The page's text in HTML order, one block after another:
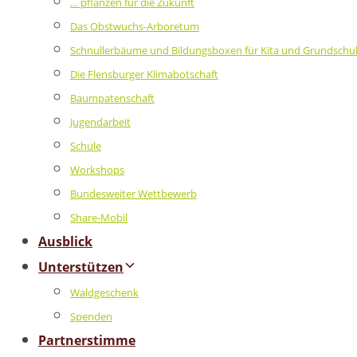
Das Obstwuchs-Arboretum
Schnullerbäume und Bildungsboxen für Kita und
Die Flensburger Klimabotschaft
Baumpatenschaft
Jugendarbeit
Schule
Workshops
Bundesweiter Wettbewerb
Share-Mobil
Ausblick
Unterstützen
Waldgeschenk
Spenden
Partnerstimme